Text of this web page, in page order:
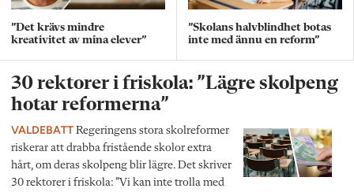
”Det krävs mindre
kreativitet av mina elever”
”Skolans halvblindhet botas
inte med ännu en reform”
30 rektorer i friskola: ”Lägre skolpeng
hotar reformerna”
VALDEBATT Regeringens stora skolreformer
riskerar att drabba fristående skolor extra
hårt, om deras skolpeng blir lägre. Det skriver
30 rektorer i friskola: ”Vi kan inte trolla med